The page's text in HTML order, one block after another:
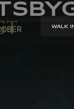
WALK